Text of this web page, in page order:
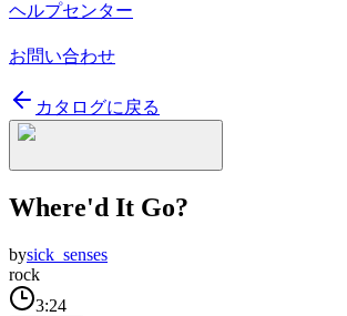
ヘルプセンター
お問い合わせ
カタログに戻る
Where'd It Go?
bysick_senses
rock
3:24